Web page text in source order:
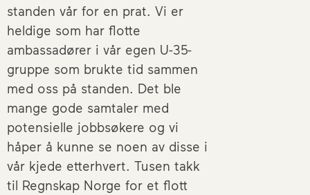
standen vår for en prat. Vi er
heldige som har flotte
ambassadører i vår egen U-35-
gruppe som brukte tid sammen
med oss på standen. Det ble
mange gode samtaler med
potensielle jobbsøkere og vi
håper å kunne se noen av disse i
vår kjede etterhvert. Tusen takk
til Regnskap Norge for et flott